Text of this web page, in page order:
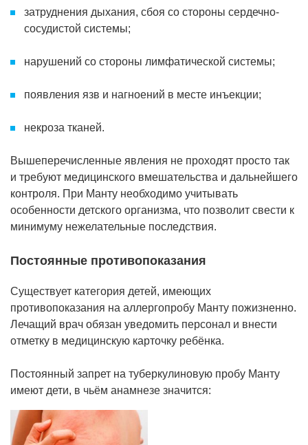
затруднения дыхания, сбоя со стороны сердечно-
сосудистой системы;
нарушений со стороны лимфатической системы;
появления язв и нагноений в месте инъекции;
некроза тканей.
Вышеперечисленные явления не проходят просто так
и требуют медицинского вмешательства и дальнейшего
контроля. При Манту необходимо учитывать
особенности детского организма, что позволит свести к
минимуму нежелательные последствия.
Постоянные противопоказания
Существует категория детей, имеющих
противопоказания на аллергопробу Манту пожизненно.
Лечащий врач обязан уведомить персонал и внести
отметку в медицинскую карточку ребёнка.
Постоянный запрет на туберкулиновую пробу Манту
имеют дети, в чьём анамнезе значится: